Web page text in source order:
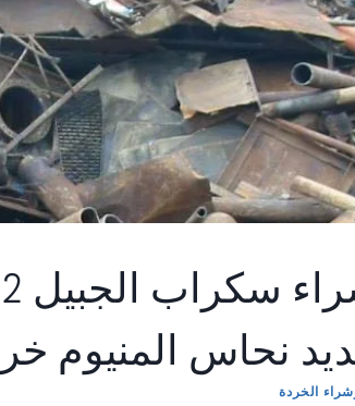
نحاس المنيوم
الخردة